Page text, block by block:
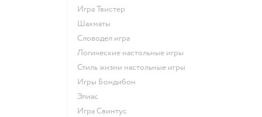
Игра Твистер
Шахматы
Словодел игра
Логические настольные игры
Стиль жизни настольные игры
Игры Бондибон
Элиас
Игра Свинтус